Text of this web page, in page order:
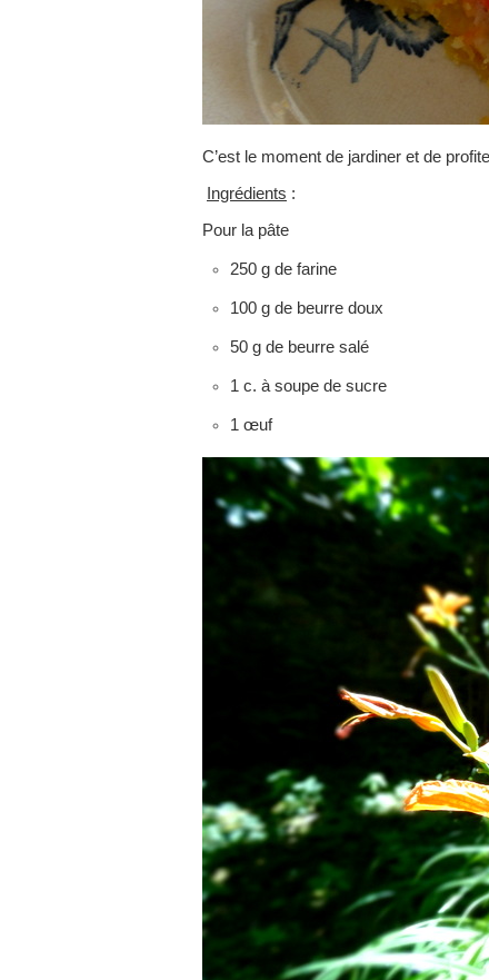
C’est le moment de jardiner et de
Ingrédients :
Pour la pâte
250 g de farine
100 g de beurre doux
50 g de beurre salé
1 c. à soupe de sucre
1 œuf